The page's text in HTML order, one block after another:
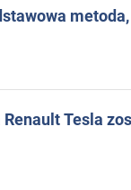
Tesla